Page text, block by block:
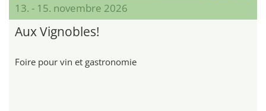
13. - 15. novembre 2026
Aux Vignobles!
Foire pour vin et gastronomie